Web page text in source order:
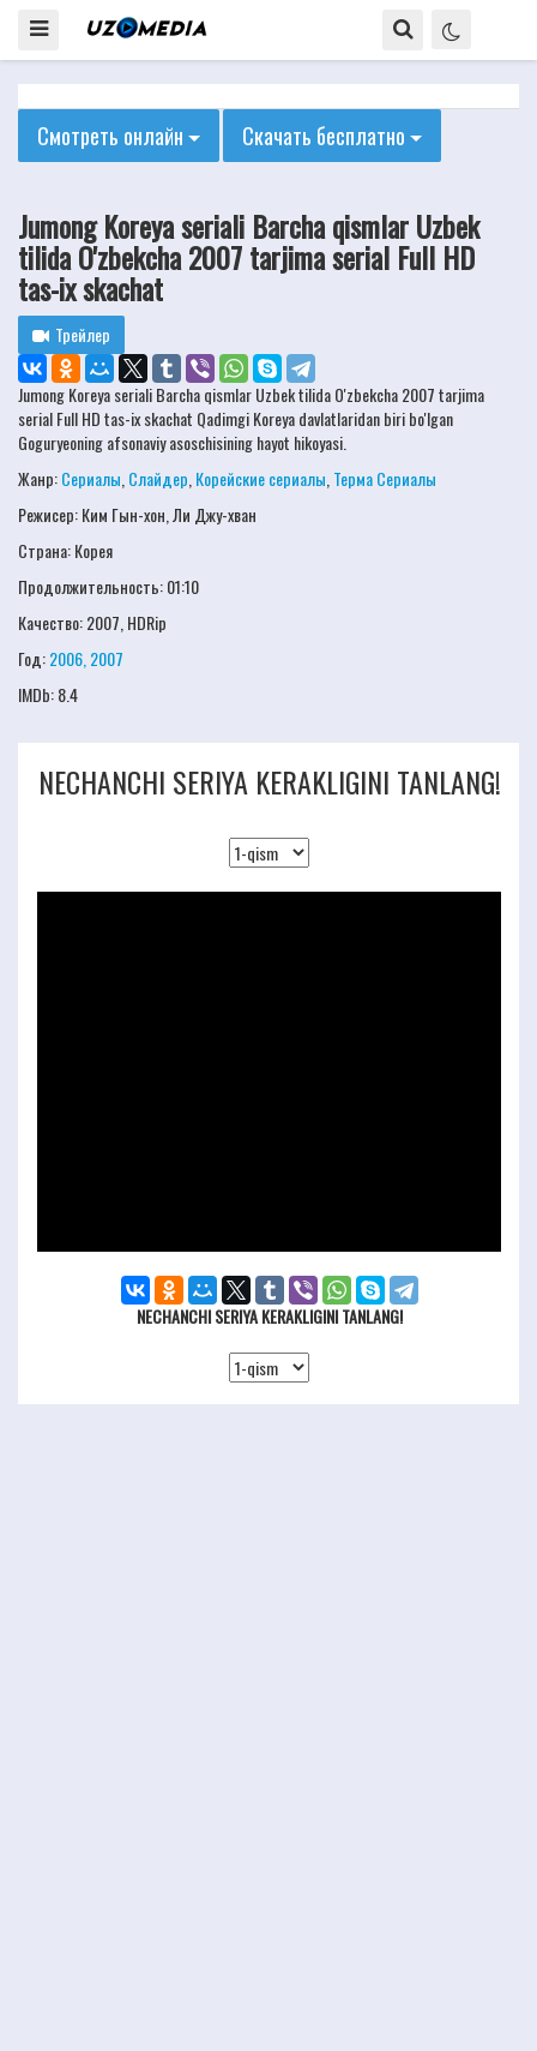
Смотреть онлайн Скачать бесплатно
Jumong Koreya seriali Barcha qismlar Uzbek
tilida O'zbekcha 2007 tarjima serial Full HD
tas-ix skachat
Трейлер
Jumong Koreya seriali Barcha qismlar Uzbek tilida O'zbekcha 2007 tarjima
serial Full HD tas-ix skachat Qadimgi Koreya davlatlaridan biri bo'lgan
Goguryeoning afsonaviy asoschisining hayot hikoyasi.
Жанр:Сериалы Слайдер Корейские сериалы Терма Сериалы
Режисер:Ким Гын-хон, Ли Джу-хван
Страна: Корея
Продолжительность:01:10
Качество:2007, HDRip
Год:2006, 2007
IMDb:8.4
NECHANCHI SERIYA KERAKLIGINI TANLANG!
NECHANCHI SERIYA KERAKLIGINI TANLANG!